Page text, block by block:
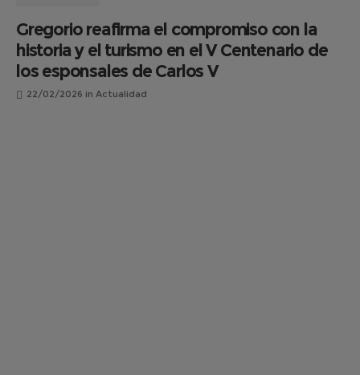
Gregorio reafirma el compromiso con la
historia y el turismo en el V Centenario de
los esponsales de Carlos V
22/02/2026 in Actualidad